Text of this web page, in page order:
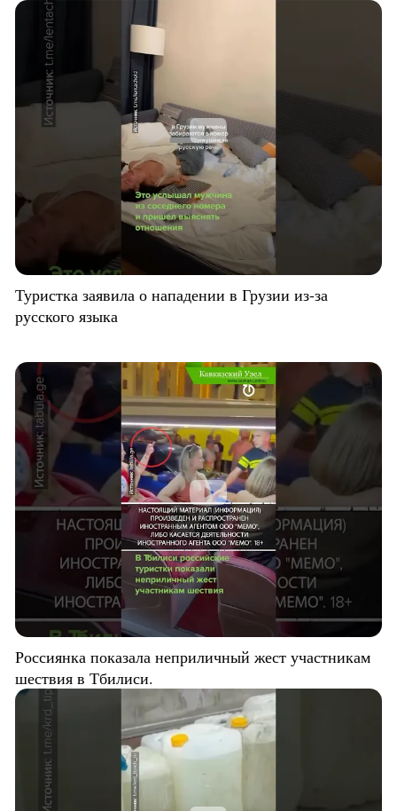
Туристка заявила о нападении в Грузии из-за
русского языка
Россиянка показала неприличный жест участникам
шествия в Тбилиси.